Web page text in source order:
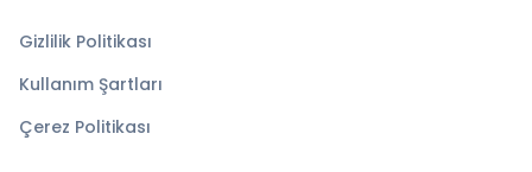
Gizlilik Politikası
Kullanım Şartları
Çerez Politikası